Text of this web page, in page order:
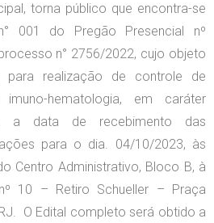
torna público que encontra-se
001 do Pregão Presencial nº
n° 2756/2022, cujo objeto
realização de controle de
hematologia, em caráter
a data de recebimento das
para o dia. 04/10/2023, às
Centro Administrativo, Bloco B, à
10 – Retiro Schueller – Praça
O Edital completo será obtido a